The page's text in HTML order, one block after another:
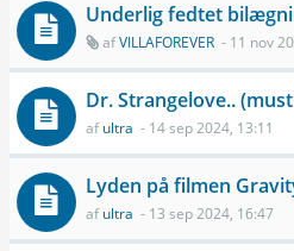
Underlig fedtet
afVILLAFOREVER - 11 nov
Dr. Strangelove..
afultra - 14 sep 2024, 13:11
Lyden på filmen
afultra - 13 sep 2024, 16:47